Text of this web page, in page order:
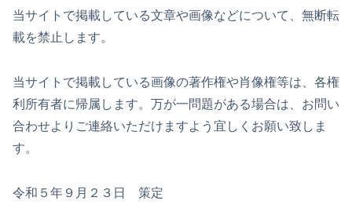
当サイトで掲載している文章や画像などについて、無断転
載を禁止します。
当サイトで掲載している画像の著作権や肖像権等は、各権
利所有者に帰属します。万が一問題がある場合は、お問い
合わせよりご連絡いただけますよう宜しくお願い致しま
す。
令和５年９月２３日 策定